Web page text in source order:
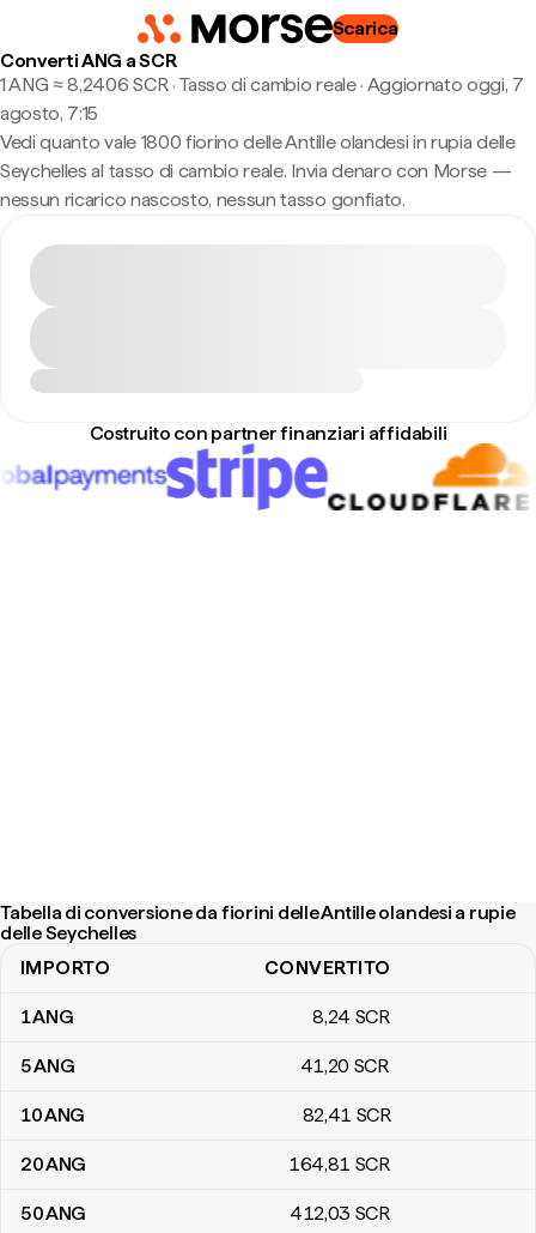
Scarica
Converti ANG a SCR
1 ANG ≈ 8,2406 SCR · Tasso di cambio reale· Aggiornato oggi, 7
agosto, 7:15
Vedi quanto vale 1800 fiorino delle Antille olandesi in rupia delle
Seychelles al tasso di cambio reale. Invia denaro con Morse —
nessun ricarico nascosto, nessun tasso gonfiato.
Costruito con partner finanziari affidabili
Tabella di conversione da fiorini delle Antille olandesi a rupie
delle Seychelles
Tabella di conversione da fiorini delle Antille olandesi a rupie delle
IMPORTO CONVERTITO
1ANG 8,24 SCR
5ANG 41,20 SCR
10ANG 82,41 SCR
20ANG 164,81 SCR
50ANG 412,03 SCR